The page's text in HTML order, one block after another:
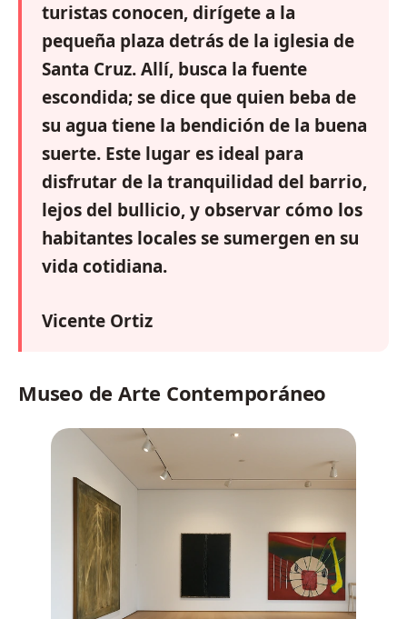
turistas conocen, dirígete a la
pequeña plaza detrás de la iglesia de
Santa Cruz. Allí, busca la fuente
escondida; se dice que quien beba de
su agua tiene la bendición de la buena
suerte. Este lugar es ideal para
disfrutar de la tranquilidad del barrio,
lejos del bullicio, y observar cómo los
habitantes locales se sumergen en su
vida cotidiana.
Vicente Ortiz
Museo de Arte Contemporáneo